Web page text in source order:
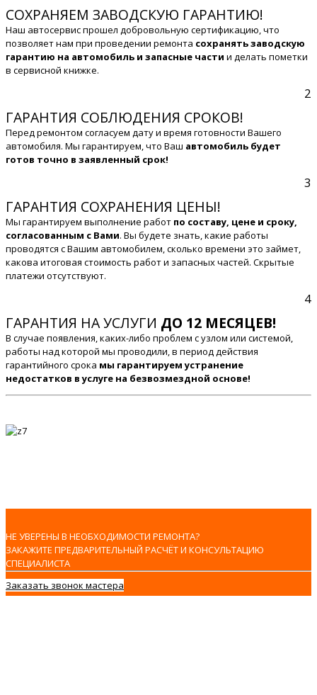
СОХРАНЯЕМ ЗАВОДСКУЮ ГАРАНТИЮ!
Наш автосервис прошел добровольную сертификацию, что
позволяет нам при проведении ремонта сохранять заводскую
гарантию на автомобиль и запасные части и делать пометки
в сервисной книжке.
2
ГАРАНТИЯ СОБЛЮДЕНИЯ СРОКОВ!
Перед ремонтом согласуем дату и время готовности Вашего
автомобиля. Мы гарантируем, что Ваш автомобиль будет
готов точно в заявленный срок!
3
ГАРАНТИЯ СОХРАНЕНИЯ ЦЕНЫ!
Мы гарантируем выполнение работ по составу, цене и сроку,
согласованным с Вами. Вы будете знать, какие работы
проводятся с Вашим автомобилем, сколько времени это займет,
какова итоговая стоимость работ и запасных частей. Скрытые
платежи отсутствуют.
4
ГАРАНТИЯ НА УСЛУГИ ДО 12 МЕСЯЦЕВ!
В случае появления, каких-либо проблем с узлом или системой,
работы над которой мы проводили, в период действия
гарантийного срока мы гарантируем устранение
недостатков в услуге на безвозмездной основе!
НЕ УВЕРЕНЫ В НЕОБХОДИМОСТИ РЕМОНТА?
ЗАКАЖИТЕ ПРЕДВАРИТЕЛЬНЫЙ РАСЧЁТ И КОНСУЛЬТАЦИЮ
СПЕЦИАЛИСТА
Заказать звонок мастера